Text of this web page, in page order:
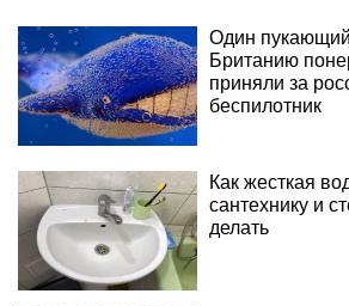
Один пукающий
Британию
приняли за
беспилотник
Как жесткая
сантехнику и
делать